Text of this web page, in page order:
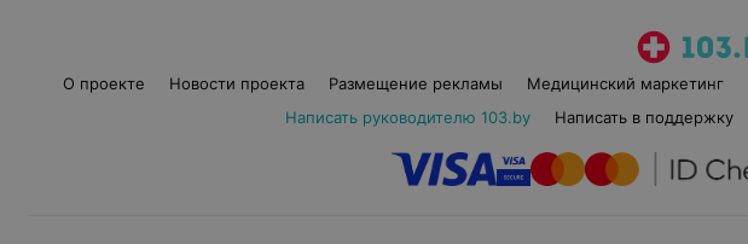
О проекте Новости проекта Размещение рекламы Медицинский маркетинг
Написать руководителю 103.by
Написать в поддержку